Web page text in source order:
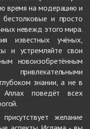
время на модерацию и
и просто
невежд этого мира.
известных учёных,
и устремляйте свои
новоизобретённым
знании, а не в
поведёт всех
желание